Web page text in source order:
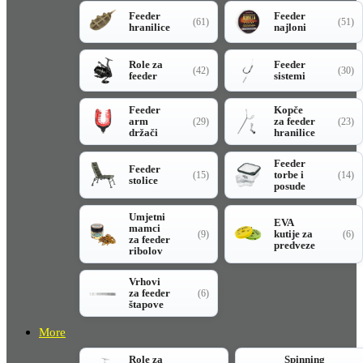
Feeder
hranilice
(61)
Feeder
najloni
(51)
Role za
feeder
(42)
Feeder
sistemi
(30)
Feeder
arm
držači
(29)
Kopče
za feeder
hranilice
(23)
Feeder
stolice
(15)
Feeder
torbe i
posude
(14)
Umjetni
mamci
za feeder
ribolov
(9)
EVA
kutije za
predveze
(6)
Vrhovi
za feeder
štapove
(6)
More
Role za
Spinning